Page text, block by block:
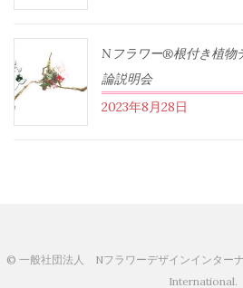
Nフラワー®根付き植
論説明会
2023年8月28日
© 一般社団法人 Nフラワーデザインインタ
International.